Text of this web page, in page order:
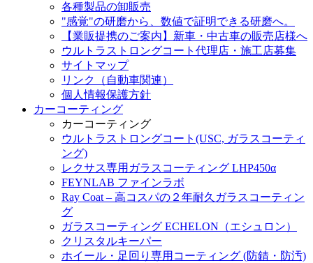
各種製品の卸販売
"感覚"の研磨から、数値で証明できる研磨へ。
【業販提携のご案内】新車・中古車の販売店様へ
ウルトラストロングコート代理店・施工店募集
サイトマップ
リンク（自動車関連）
個人情報保護方針
カーコーティング
カーコーティング
ウルトラストロングコート(USC, ガラスコーティ
ング)
レクサス専用ガラスコーティング LHP450α
FEYNLAB ファインラボ
Ray Coat – 高コスパの２年耐久ガラスコーティン
グ
ガラスコーティング ECHELON（エシュロン）
クリスタルキーパー
ホイール・足回り専用コーティング (防錆・防汚)